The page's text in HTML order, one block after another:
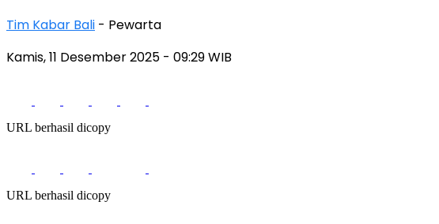
Tim Kabar Bali - Pewarta
Kamis, 11 Desember 2025 - 09:29 WIB
URL berhasil dicopy
URL berhasil dicopy